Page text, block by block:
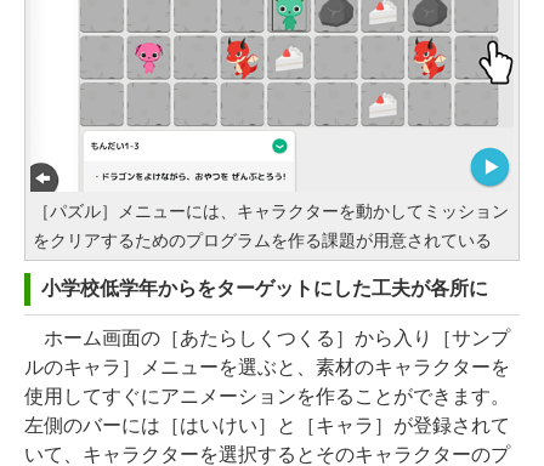
［パズル］メニューには、キャラクターを動かしてミッション
をクリアするためのプログラムを作る課題が用意されている
小学校低学年からをターゲットにした工夫が各所に
ホーム画面の［あたらしくつくる］から入り［サンプ
ルのキャラ］メニューを選ぶと、素材のキャラクターを
使用してすぐにアニメーションを作ることができます。
左側のバーには［はいけい］と［キャラ］が登録されて
いて、キャラクターを選択するとそのキャラクターのプ